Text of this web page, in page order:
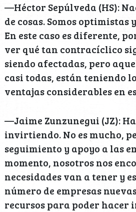
—Héctor Sepúlveda (HS):
de cosas. Somos
En este caso es diferente,
ver qué tan contracíclico
siendo afectadas, pero
casi todas, están teniendo
ventajas considerables en
—Jaime Zunzunegui (JZ):
invirtiendo. No es mucho,
seguimiento y apoyo a las
momento, nosotros nos
necesidades van a tener y
número de empresas
recursos para poder hacer